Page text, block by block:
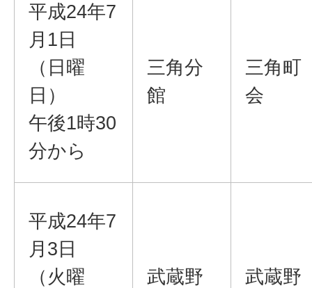
平成24年7
月1日
（日曜
日）
午後1時30
分から
三角分
館
三角町
会
平成24年7
月3日
（火曜
武蔵野
武蔵野